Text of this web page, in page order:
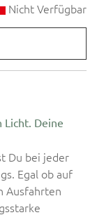
Nicht Verfügbar
Licht. Deine
Du bei jeder
Egal ob auf
Ausfahrten